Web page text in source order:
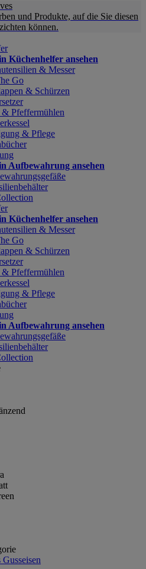
und Produkte, auf die Sie diesen
können.
Küchenhelfer ansehen
& Messer
Go
& Schürzen
& Pfeffermühlen
& Pflege
Aufbewahrung ansehen
Küchenhelfer ansehen
& Messer
Go
& Schürzen
& Pfeffermühlen
& Pflege
Aufbewahrung ansehen